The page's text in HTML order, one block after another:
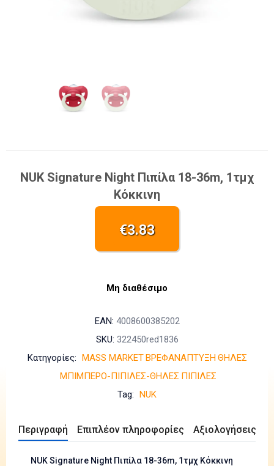
NUK Signature Night Πιπίλα 18-36m, 1τμχ
Κόκκινη
€3.83
Μη διαθέσιμο
EAN: 4008600385202
SKU: 322450red1836
Κατηγορίες: MASS MARKETΒΡΕΦΑΝΑΠΤΥΞΗ ΘΗΛΕΣ
ΜΠΙΜΠΕΡΟ-ΠΙΠΙΛΕΣ-ΘΗΛΕΣ ΠΙΠΙΛΕΣ
Tag: NUK
Περιγραφή Επιπλέον πληροφορίες Αξιολογήσεις (0)
NUK Signature Night Πιπίλα 18-36m, 1τμχ Κόκκινη